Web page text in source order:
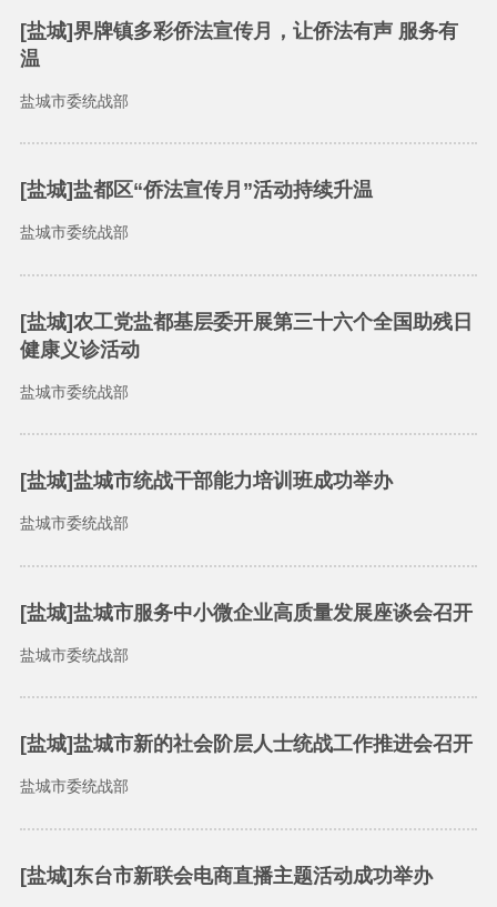
[盐城]界牌镇多彩侨法宣传月，让侨法有声 服务有
温
盐城市委统战部
[盐城]盐都区“侨法宣传月”活动持续升温
盐城市委统战部
[盐城]农工党盐都基层委开展第三十六个全国助残日
健康义诊活动
盐城市委统战部
[盐城]盐城市统战干部能力培训班成功举办
盐城市委统战部
[盐城]盐城市服务中小微企业高质量发展座谈会召开
盐城市委统战部
[盐城]盐城市新的社会阶层人士统战工作推进会召开
盐城市委统战部
[盐城]东台市新联会电商直播主题活动成功举办